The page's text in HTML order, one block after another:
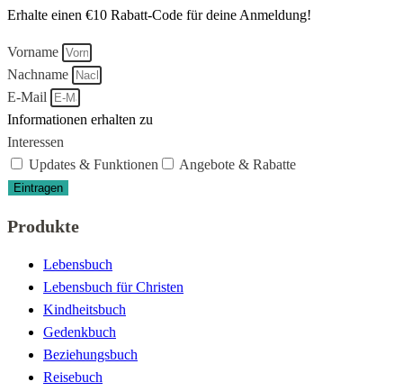
Erhalte einen €10 Rabatt-Code für deine Anmeldung!
Vorname
Nachname
E-Mail
Informationen erhalten zu
Interessen
Updates & Funktionen
Angebote & Rabatte
Eintragen
Produkte
Lebensbuch
Lebensbuch für Christen
Kindheitsbuch
Gedenkbuch
Beziehungsbuch
Reisebuch